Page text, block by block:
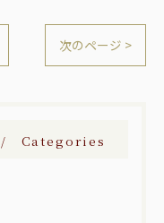
次のページ >
Categories